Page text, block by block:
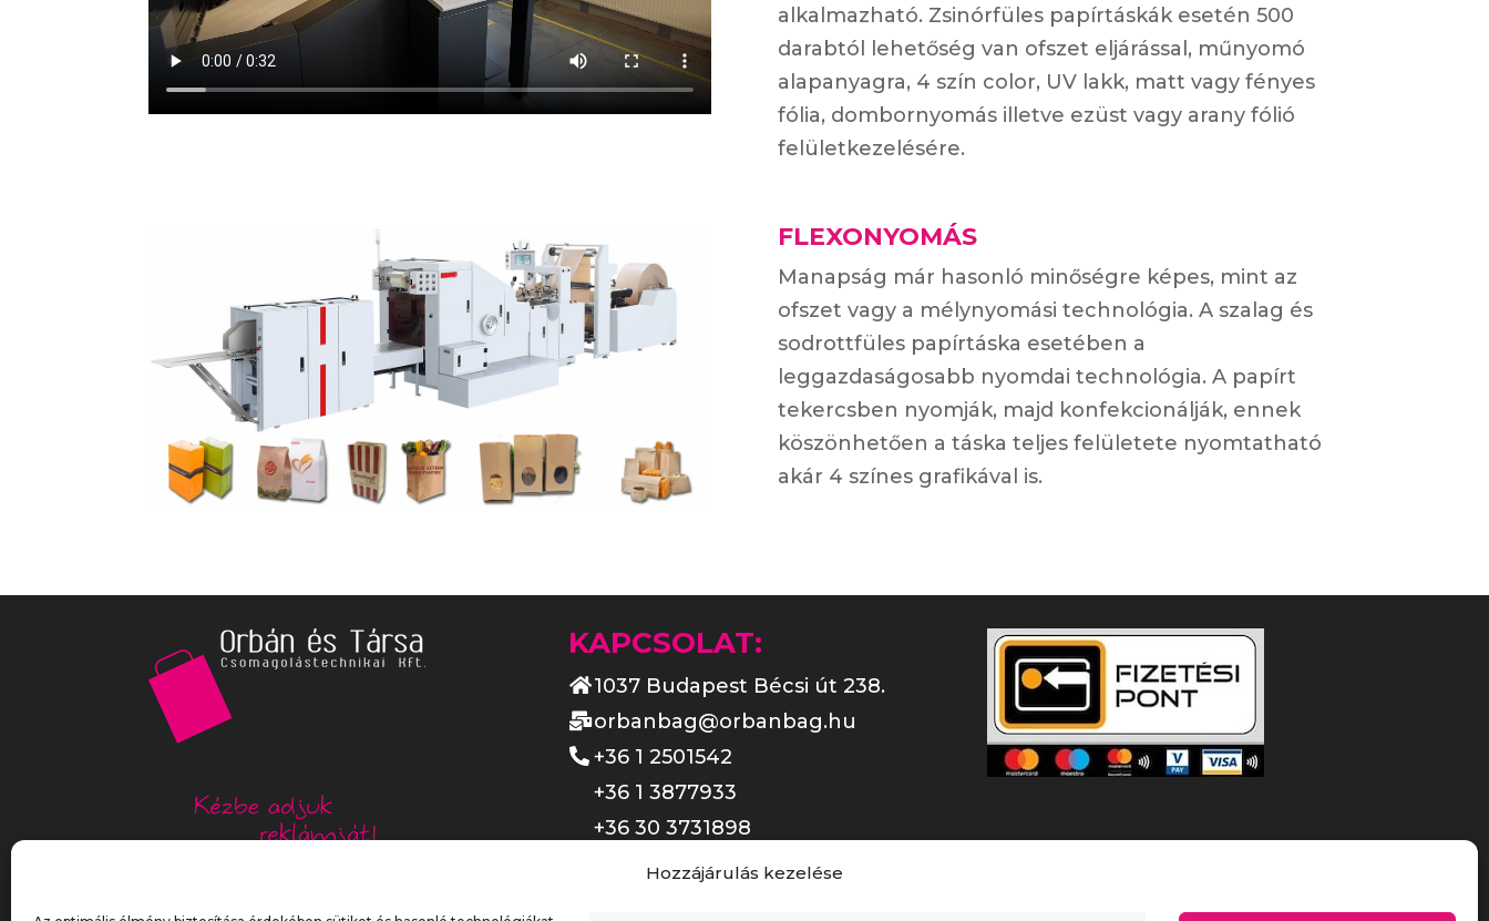
Hozzájárulás kezelése
alkalmazható. Zsinórfüles papírtáskák esetén 500
darabtól lehetőség van ofszet eljárással, műnyomó
alapanyagra, 4 szín color, UV lakk, matt vagy fényes
fólia, dombornyomás illetve ezüst vagy arany fólió
felületkezelésére.
FLEXONYOMÁS
Manapság már hasonló minőségre képes, mint az
ofszet vagy a mélynyomási technológia. A szalag és
sodrottfüles papírtáska esetében a
leggazdaságosabb nyomdai technológia. A papírt
tekercsben nyomják, majd konfekcionálják, ennek
köszönhetően a táska teljes felületete nyomtatható
akár 4 színes grafikával is.
KAPCSOLAT:
1037 Budapest Bécsi út 238.
orbanbag@orbanbag.hu
+36 1 2501542
+36 1 3877933
+36 30 3731898
Nyitvatartás: